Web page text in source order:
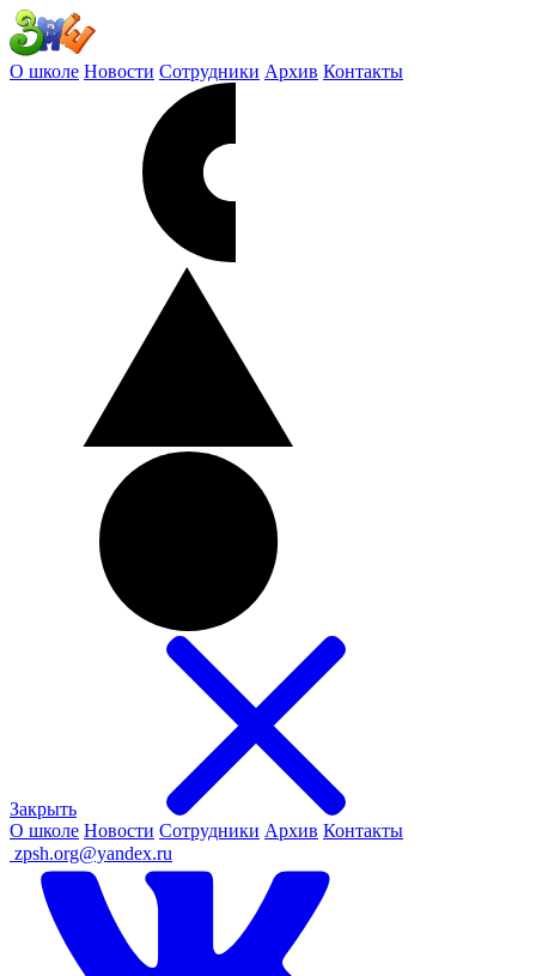
О школе Новости Сотрудники Архив Контакты
Закрыть
О школе Новости Сотрудники Архив Контакты
zpsh.org@yandex.ru